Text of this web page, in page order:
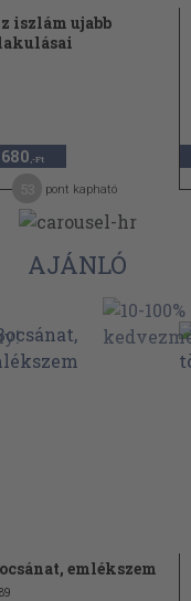
iszlám ujabb
,-Ft
pont kapható
AJÁNLÓ
emlékszem